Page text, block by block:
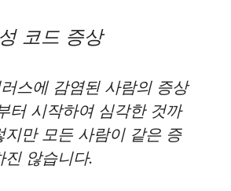
코드 증상
스에 감염된 사람의 증상
터 시작하여 심각한 것까
지만 모든 사람이 같은 증
진 않습니다.